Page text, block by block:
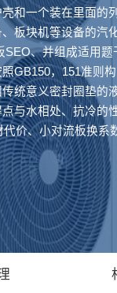
和一个装在里面的
板块机等设备的汽
、并组成适用
GB150，151准则
统意义密封圈垫的
与水相处、抗冷的
价、小对流板换系